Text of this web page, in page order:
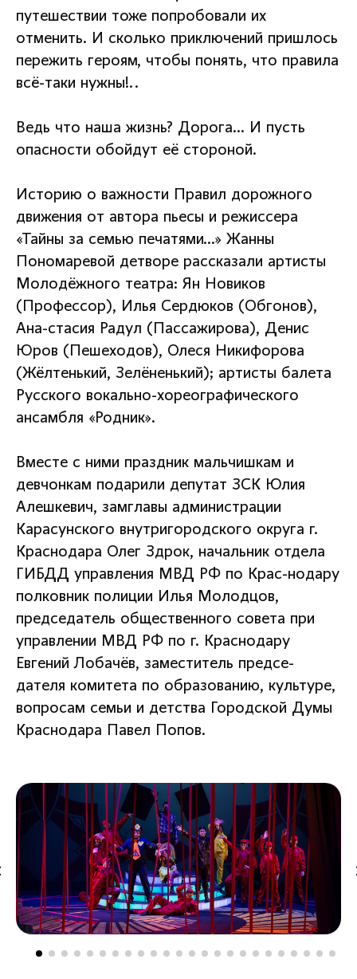
путешествии тоже попробовали их
отменить. И сколько приключений пришлось
пережить героям, чтобы понять, что правила
всё-таки нужны!..
Ведь что наша жизнь? Дорога… И пусть
опасности обойдут её стороной.
Историю о важности Правил дорожного
движения от автора пьесы и режиссера
«Тайны за семью печатями…» Жанны
Пономаревой детворе рассказали артисты
Молодёжного театра: Ян Новиков
(Профессор), Илья Сердюков (Обгонов),
Ана-стасия Радул (Пассажирова), Денис
Юров (Пешеходов), Олеся Никифорова
(Жёлтенький, Зелёненький); артисты балета
Русского вокально-хореографического
ансамбля «Родник».
Вместе с ними праздник мальчишкам и
девчонкам подарили депутат ЗСК Юлия
Алешкевич, замглавы администрации
Карасунского внутригородского округа г.
Краснодара Олег Здрок, начальник отдела
ГИБДД управления МВД РФ по Крас-нодару
полковник полиции Илья Молодцов,
председатель общественного совета при
управлении МВД РФ по г. Краснодару
Евгений Лобачёв, заместитель предсе-
дателя комитета по образованию, культуре,
вопросам семьи и детства Городской Думы
Краснодара Павел Попов.